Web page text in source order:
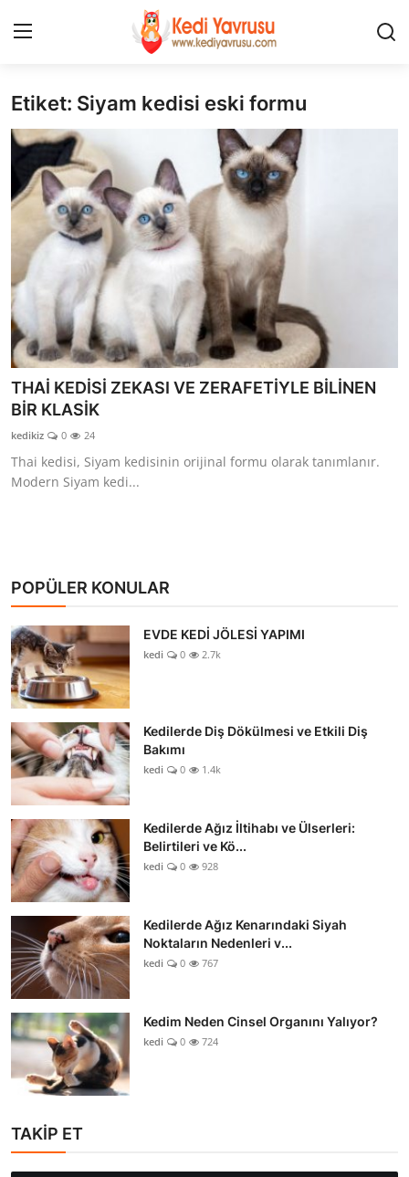
Giriş Kayıt Ol
İLETİŞİM
HAKKIMIZDA
REKLAM
KEDİ CİNSLERİ
KEDİPEDİA
KEDİ BAKIMI
KEDİ MAMASI
Etiket: Siyam kedisi eski formu
THAİ KEDİSİ ZEKASI VE ZERAFETİYLE BİLİNEN
BİR KLASİK
kedikiz 0 24
Thai kedisi, Siyam kedisinin orijinal formu olarak tanımlanır.
Modern Siyam kedi...
POPÜLER KONULAR
EVDE KEDİ JÖLESİ YAPIMI
kedi 0 2.7k
Kedilerde Diş Dökülmesi ve Etkili Diş
Bakımı
kedi 0 1.4k
Kedilerde Ağız İltihabı ve Ülserleri:
Belirtileri ve Kö...
kedi 0 928
Kedilerde Ağız Kenarındaki Siyah
Noktaların Nedenleri v...
kedi 0 767
Kedim Neden Cinsel Organını Yalıyor?
kedi 0 724
TAKİP ET